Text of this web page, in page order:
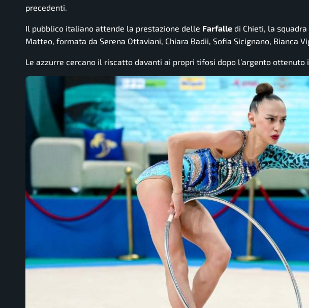
precedenti.
Il pubblico italiano attende la prestazione delle Farfalle di Chieti, la
Matteo, formata da Serena Ottaviani, Chiara Badii, Sofia Sicignano, Bianca
Le azzurre cercano il riscatto davanti ai propri tifosi dopo l’argento ottenuto